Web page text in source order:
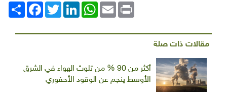
انشر
FacebookTwitterLinkedIn
WhatsAppEmail Print
مقالات ذات صلة
أكثر من 90 % من تلوث الهواء في الشرق
الأوسط ينجم عن الوقود الأحفوري